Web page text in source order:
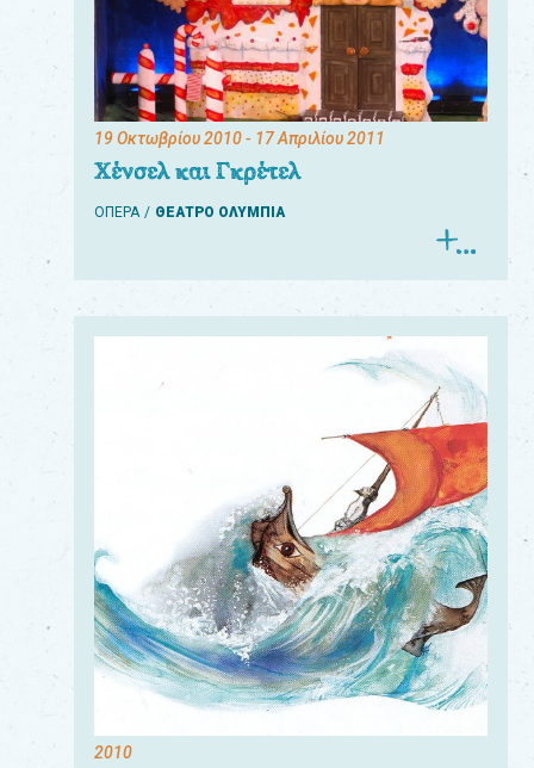
19 Οκτωβρίου 2010- 17 Απριλίου 2011
Χένσελ και Γκρέτελ
ΟΠΕΡΑ ΘΕΑΤΡΟ ΟΛΥΜΠΙΑ
2010